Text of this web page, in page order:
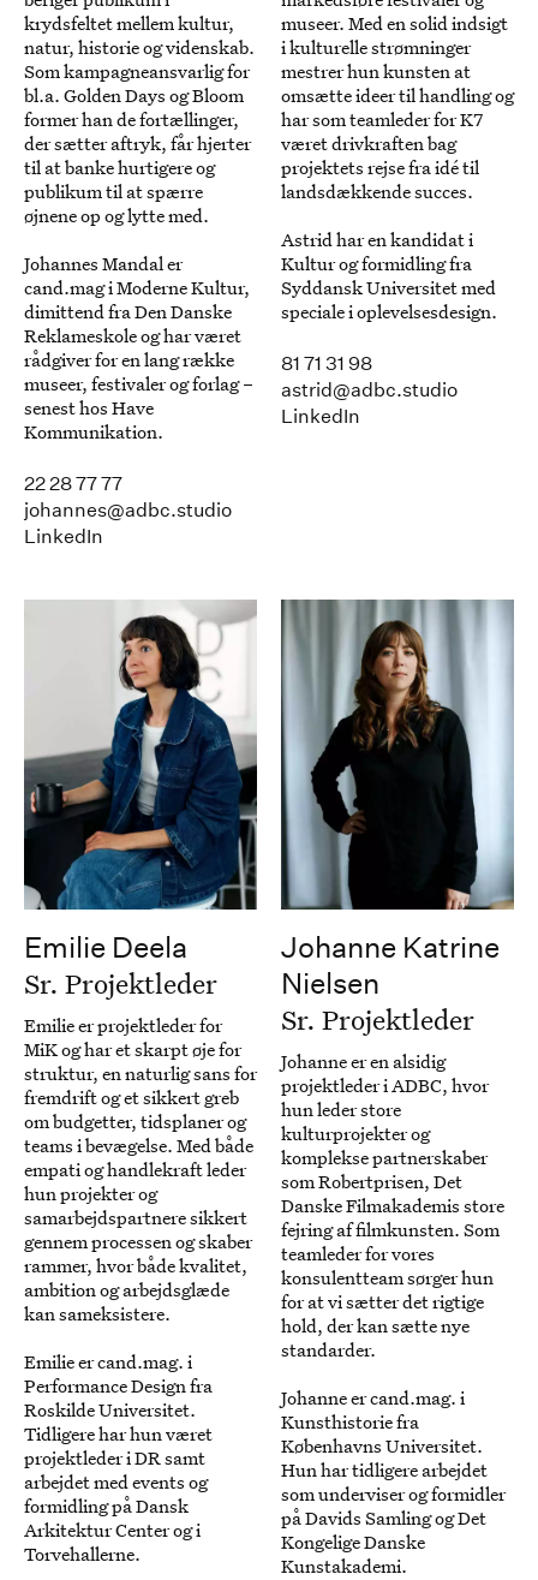
krydsfeltet mellem kultur,
natur, historie og videnskab.
Som kampagneansvarlig for
bl.a. Golden Days og Bloom
former han de fortællinger,
der sætter aftryk, får hjerter
til at banke hurtigere og
publikum til at spærre
øjnene op og lytte med.
Johannes Mandal er
cand.mag i Moderne Kultur,
dimittend fra Den Danske
Reklameskole og har været
rådgiver for en lang række
museer, festivaler og forlag –
senest hos Have
Kommunikation.
22 28 77 77
johannes@adbc.studio
LinkedIn
museer. Med en solid indsigt
i kulturelle strømninger
mestrer hun kunsten at
omsætte ideer til handling og
har som teamleder for K7
været drivkraften bag
projektets rejse fra idé til
landsdækkende succes.
Astrid har en kandidat i
Kultur og formidling fra
Syddansk Universitet med
speciale i oplevelsesdesign.
81 71 31 98
astrid@adbc.studio
LinkedIn
Emilie Deela
Sr. Projektleder
Emilie er projektleder for
MiK og har et skarpt øje for
struktur, en naturlig sans for
fremdrift og et sikkert greb
om budgetter, tidsplaner og
teams i bevægelse. Med både
empati og handlekraft leder
hun projekter og
samarbejdspartnere sikkert
gennem processen og skaber
rammer, hvor både kvalitet,
ambition og arbejdsglæde
kan sameksistere.
Emilie er cand.mag. i
Performance Design fra
Roskilde Universitet.
Tidligere har hun været
projektleder i DR samt
arbejdet med events og
formidling på Dansk
Arkitektur Center og i
Torvehallerne.
Johanne Katrine
Nielsen
Sr. Projektleder
Johanne er en alsidig
projektleder i ADBC, hvor
hun leder store
kulturprojekter og
komplekse partnerskaber
som Robertprisen, Det
Danske Filmakademis store
fejring af filmkunsten. Som
teamleder for vores
konsulentteam sørger hun
for at vi sætter det rigtige
hold, der kan sætte nye
standarder.
Johanne er cand.mag. i
Kunsthistorie fra
Københavns Universitet.
Hun har tidligere arbejdet
som underviser og formidler
på Davids Samling og Det
Kongelige Danske
Kunstakademi.